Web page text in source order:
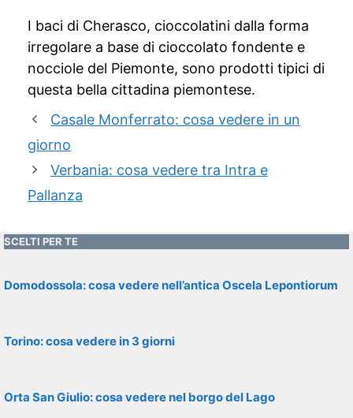
I baci di Cherasco, cioccolatini dalla forma
irregolare a base di cioccolato fondente e
nocciole del Piemonte, sono prodotti tipici di
questa bella cittadina piemontese.
Casale Monferrato: cosa vedere in un
giorno
Verbania: cosa vedere tra Intra e
Pallanza
SCELTI PER TE
Domodossola: cosa vedere nell’antica Oscela Lepontiorum
Torino: cosa vedere in 3 giorni
Orta San Giulio: cosa vedere nel borgo del Lago